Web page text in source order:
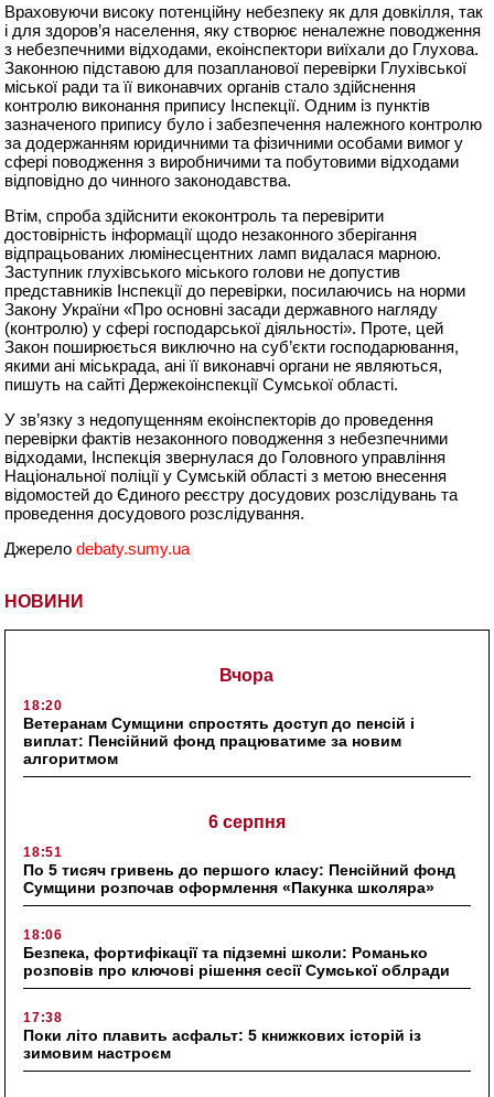
НОВИНИ
Вчора
18:20
Ветеранам Сумщини спростять доступ до пенсій і
виплат: Пенсійний фонд працюватиме за новим
алгоритмом
6 серпня
18:51
По 5 тисяч гривень до першого класу: Пенсійний фонд
Сумщини розпочав оформлення «Пакунка школяра»
18:06
Безпека, фортифікації та підземні школи: Романько
розповів про ключові рішення сесії Сумської облради
17:38
Поки літо плавить асфальт: 5 книжкових історій із
зимовим настроєм
Враховуючи високу потенційну небезпеку як для довкілля, так
і для здоров’я населення, яку створює неналежне поводження
з небезпечними відходами, екоінспектори виїхали до Глухова.
Законною підставою для позапланової перевірки Глухівської
міської ради та її виконавчих органів стало здійснення
контролю виконання припису Інспекції. Одним із пунктів
зазначеного припису було і забезпечення належного контролю
за додержанням юридичними та фізичними особами вимог у
сфері поводження з виробничими та побутовими відходами
відповідно до чинного законодавства.
Втім, спроба здійснити екоконтроль та перевірити
достовірність інформації щодо незаконного зберігання
відпрацьованих люмінесцентних ламп видалася марною.
Заступник глухівського міського голови не допустив
представників Інспекції до перевірки, посилаючись на норми
Закону України «Про основні засади державного нагляду
(контролю) у сфері господарської діяльності». Проте, цей
Закон поширюється виключно на суб’єкти господарювання,
якими ані міськрада, ані її виконавчі органи не являються,
пишуть на сайті Держекоінспекції Сумської області.
У зв’язку з недопущенням екоінспекторів до проведення
перевірки фактів незаконного поводження з небезпечними
відходами, Інспекція звернулася до Головного управління
Національної поліції у Сумській області з метою внесення
відомостей до Єдиного реєстру досудових розслідувань та
проведення досудового розслідування.
Джерелоdebaty.sumy.ua